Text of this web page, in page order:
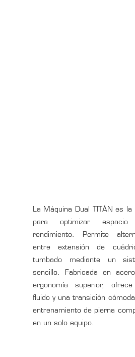
La Máquina Dual TITÁN es la
para optimizar
rendimiento. Permite
entre extensión de
tumbado mediante un
sencillo. Fabricada en
ergonomía superior,
fluido y una transición
entrenamiento de pierna
en un solo equipo.